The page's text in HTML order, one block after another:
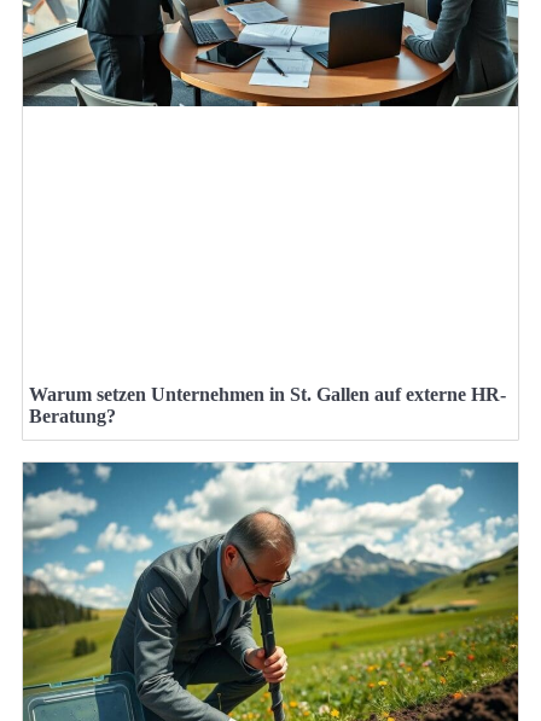
Warum setzen Unternehmen in St. Gallen auf externe HR-
Beratung?